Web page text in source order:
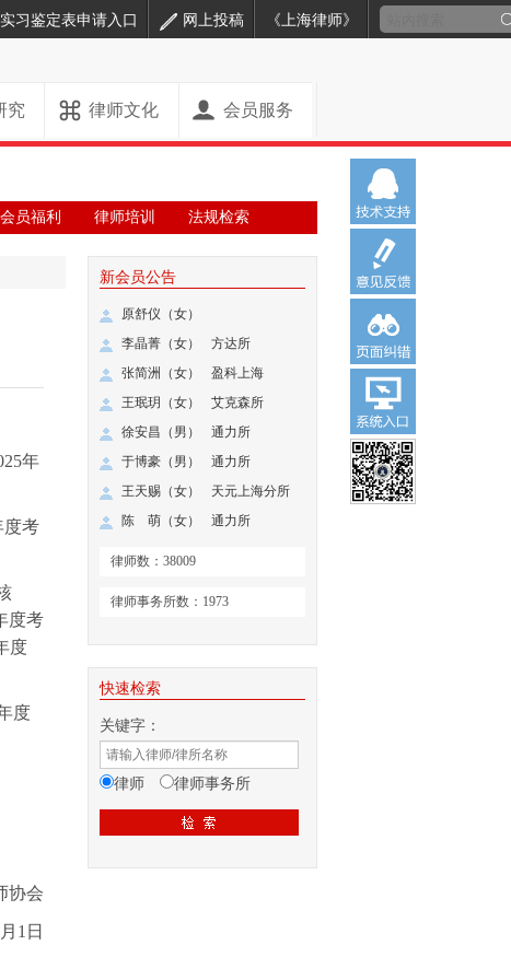
习鉴定表申请入口 网上投稿 《上海律师》
究 律师文化 会员服务
会员福利 律师培训 法规检索
年
度考
度考
度
度
协会
1日
新会员公告
原舒仪（女）
李晶菁（女）
方达所
张简洲（女）
盈科上海
王珉玥（女）
艾克森所
徐安昌（男）
通力所
于博豪（男）
通力所
王天赐（女）
天元上海分所
陈 萌（女）
通力所
律师数：38009
律师事务所数：1973
快速检索
关键字：
律师 律师事务所